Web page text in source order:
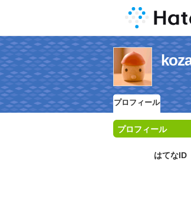
プロフィール
プロフィール
はてなID